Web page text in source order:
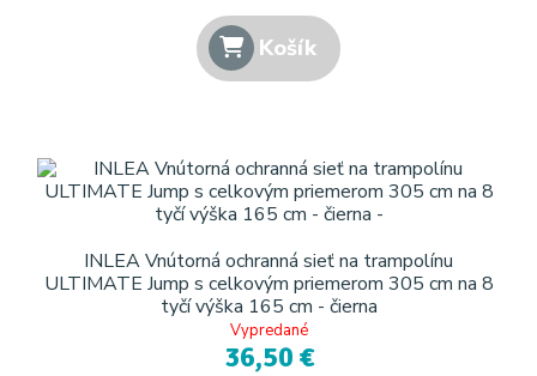
Košík
INLEA Vnútorná ochranná sieť na trampolínu
ULTIMATE Jump s celkovým priemerom 305 cm na 8
tyčí výška 165 cm - čierna
Vypredané
36,50 €